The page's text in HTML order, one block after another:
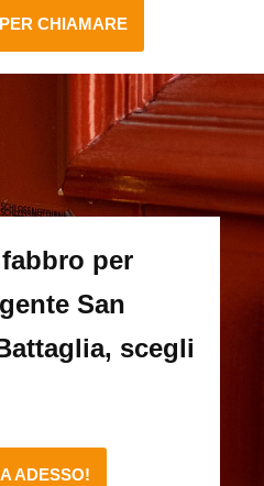
CHIAMARE
per
San
scegli
ADESSO!